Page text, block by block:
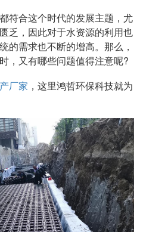
符合这个时代的发展主题，尤
乏，因此对于水资源的利用也
的需求也不断的增高。那么，
，又有哪些问题值得注意呢?
厂家 ，这里鸿哲环保科技就为